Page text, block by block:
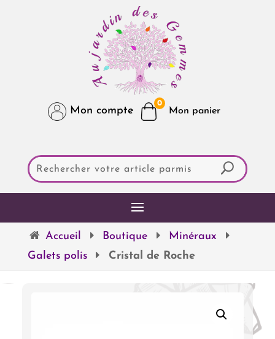
Mon compte
0
Accueil Boutique
Minéraux
Galets polis
Cristal de Roche